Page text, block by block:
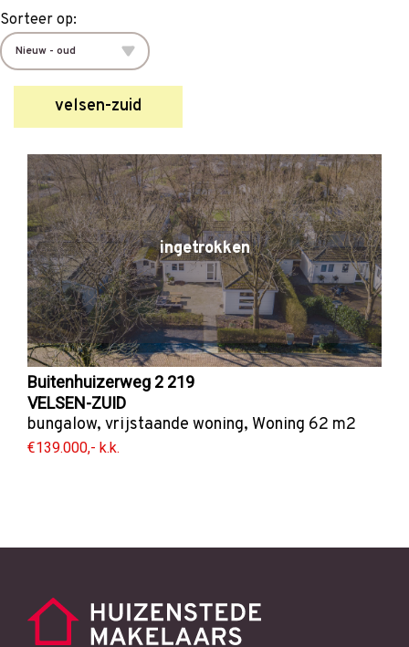
velsen-zuid
Sorteer op:
ingetrokken
Buitenhuizerweg 2 219
VELSEN-ZUID
bungalow, vrijstaande woning, Woning 62 m2
€139.000,- k.k.